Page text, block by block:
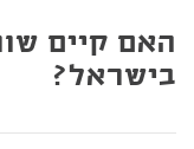
האם קיים
בישראל?